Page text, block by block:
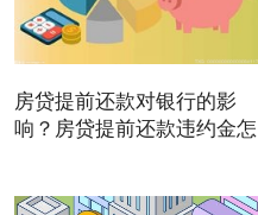
房贷提前还款对银行的影
响？房贷提前还款违约金怎